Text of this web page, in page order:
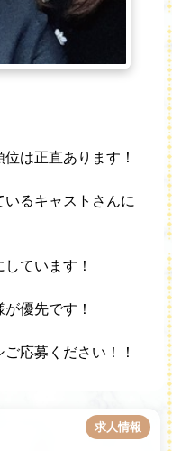
は正直あります！
るキャストさんに
ています！
優先です！
応募ください！！
求人情報